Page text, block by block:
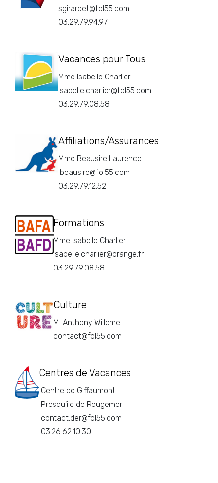
sgirardet@fol55.com
03.29.79.94.97
Vacances pour Tous
Mme Isabelle Charlier
isabelle.charlier@fol55.com
03.29.79.08.58
Affiliations/Assurances
Mme Beausire Laurence
lbeausire@fol55.com
03.29.79.12.52
Formations
Mme Isabelle Charlier
isabelle.charlier@orange.fr
03.29.79.08.58
Culture
M. Anthony Willeme
contact@fol55.com
Centres de Vacances
Centre de Giffaumont
Presqu'ile de Rougemer
contact.der@fol55.com
03.26.62.10.30